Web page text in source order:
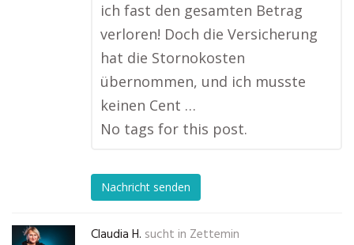
ich fast den gesamten Betrag
verloren! Doch die Versicherung
hat die Stornokosten
übernommen, und ich musste
keinen Cent …
No tags for this post.
Nachricht senden
Claudia H. sucht in Zettemin